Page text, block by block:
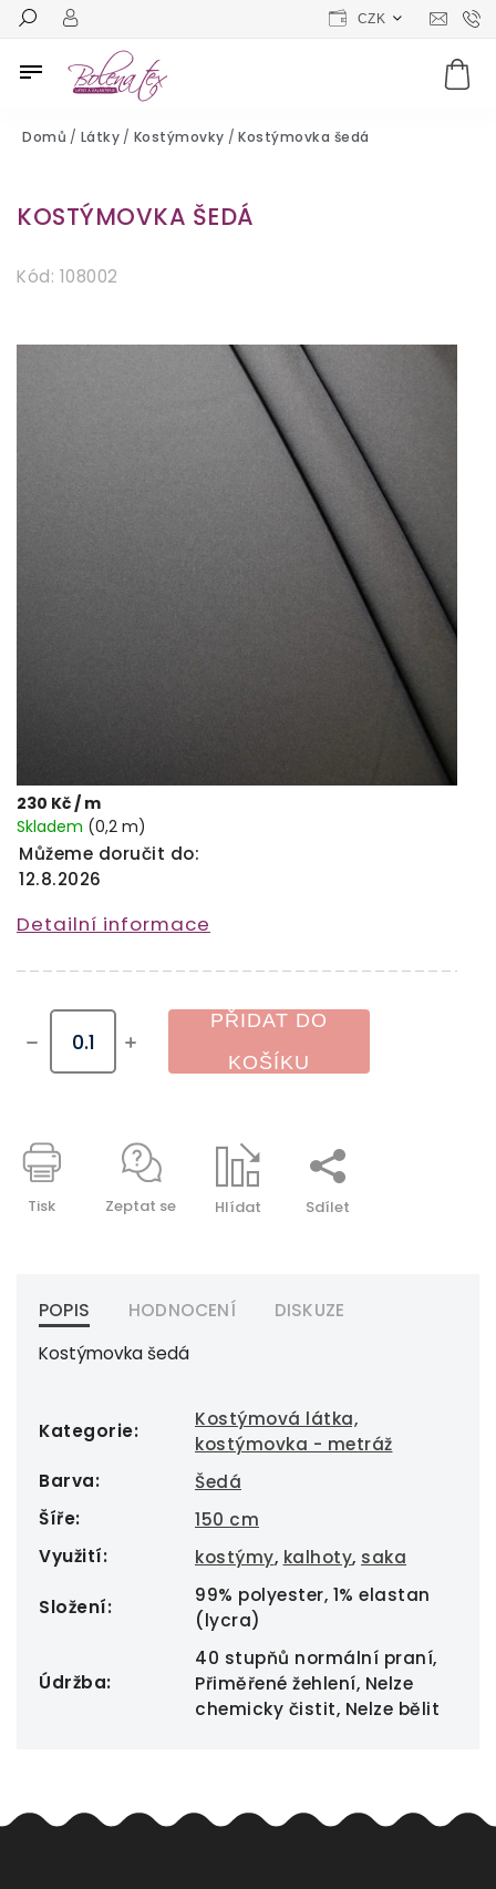
CZK
Domů / Látky / Kostýmovky / Kostýmovka šedá
KOSTÝMOVKA ŠEDÁ
Kód: 108002
230 Kč/ m
Skladem (0,2 m)
Můžeme doručit do:
12.8.2026
PŘIDAT DO
KOŠÍKU
Detailní informace
Tisk Zeptat se Hlídat Sdílet
POPIS HODNOCENÍ
DISKUZE
Kostýmovka šedá
Kategorie:
Kostýmová látka,
kostýmovka - metráž
Barva:
Šedá
Šíře:
150 cm
Využití: kostýmy, kalhoty, saka
Složení:
99% polyester, 1% elastan
(lycra)
Údržba:
40 stupňů normální praní,
Přiměřené žehlení, Nelze
chemicky čistit, Nelze bělit